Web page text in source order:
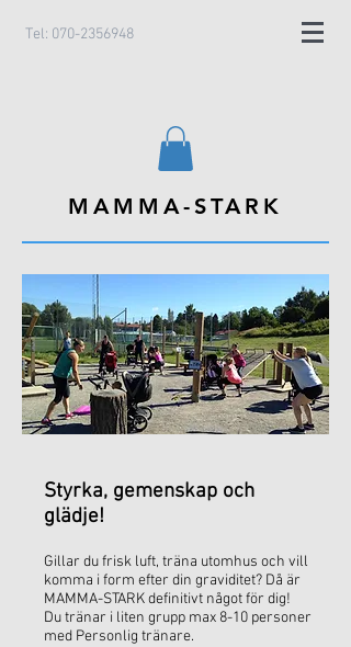
Tel: 070-2356948
MAMMA-STARK
Styrka, gemenskap och
glädje!
Gillar du frisk luft, träna utomhus och vill
komma i form efter din graviditet? Då är
MAMMA-STARK definitivt något för dig!
Du tränar i liten grupp max 8-10 personer
med Personlig tränare.